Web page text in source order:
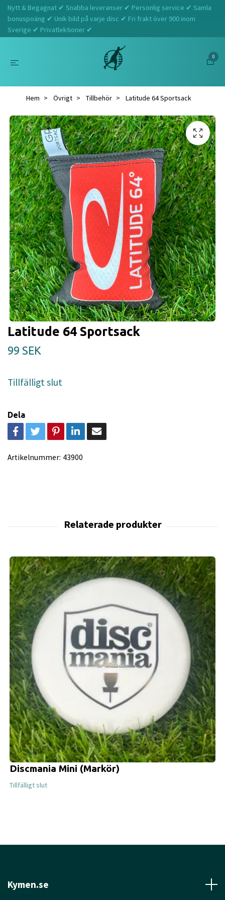
Nytt & Begagnat ✔ Snabba leveranser ✔ Personlig service ✔ Samla
bonuspoäng ✔ Unik bild på varje disc ✔ Fri frakt över 900 inom
Sverige ✔ Privatlektioner ✔
0
Hem Övrigt Tillbehör Latitude 64 Sportsack
Latitude 64 Sportsack
99 SEK
Tillfälligt slut
Dela
Artikelnummer: 43900
Discmania Mini (Markör)
Tillfälligt slut
Kymen.se